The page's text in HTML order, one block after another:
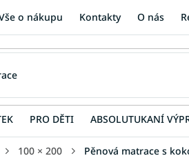
o nákupu Kontakty O nás
PRO DĚTI ABSOLUTUKANÍ
100 × 200 Pěnová matrace s